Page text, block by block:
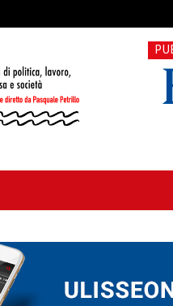
"Cava de'
dimentica